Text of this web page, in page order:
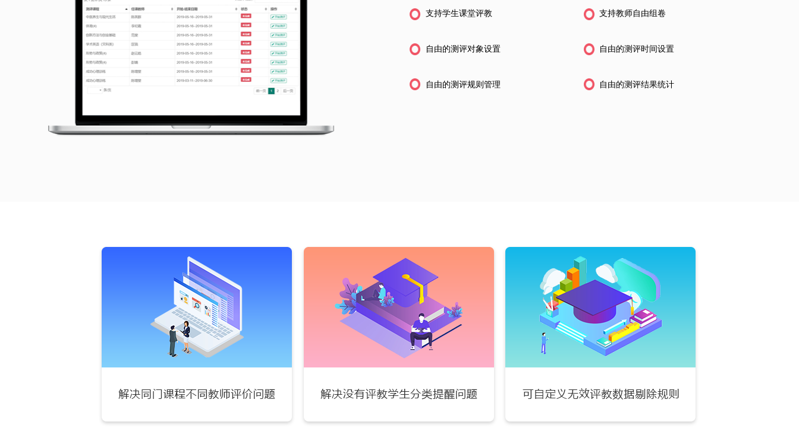
自由的测评对象设置
自由的测评规则管理
支持学生课堂评教
自由的测评时间设置
自由的测评结果统计
支持教师自由组卷